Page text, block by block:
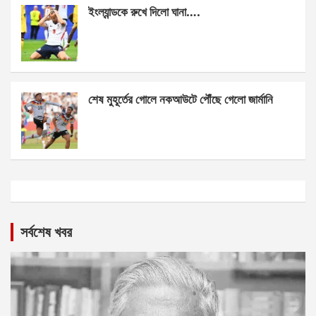
ইংল্যান্ডকে রুখে দিলো ঘানা….
শেষ মুহূর্তের গোলে নকআউটে পৌঁছে গেলো জার্মানি
সর্বশেষ খবর